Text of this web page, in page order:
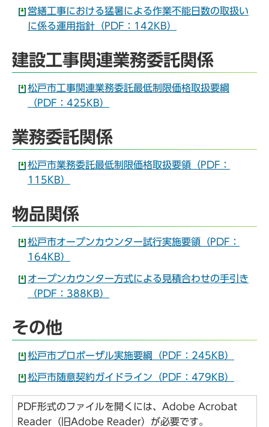
営繕工事における猛暑による作業不能日数の取扱い
に係る運用指針（PDF：142KB）
建設工事関連業務委託関係
松戸市工事関連業務委託最低制限価格取扱要綱
（PDF：425KB）
業務委託関係
松戸市業務委託最低制限価格取扱要領（PDF：
115KB）
物品関係
松戸市オープンカウンター試行実施要領（PDF：
164KB）
オープンカウンター方式による見積合わせの手引き
（PDF：388KB）
その他
松戸市プロポーザル実施要綱（PDF：245KB）
松戸市随意契約ガイドライン（PDF：479KB）
PDF形式のファイルを開くには、Adobe Acrobat
Reader（旧Adobe Reader）が必要です。